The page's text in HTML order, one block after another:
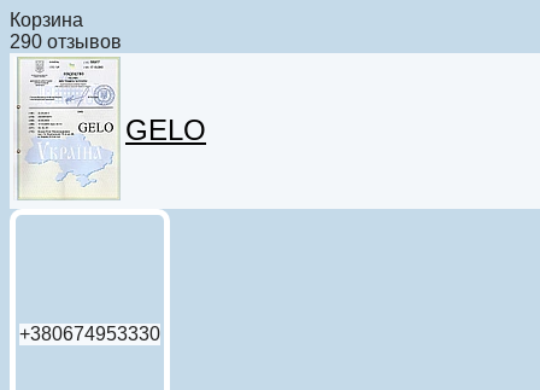
Корзина
290 отзывов
GELO
+380674953330